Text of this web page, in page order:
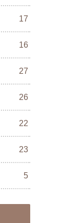
17
16
27
26
22
23
5